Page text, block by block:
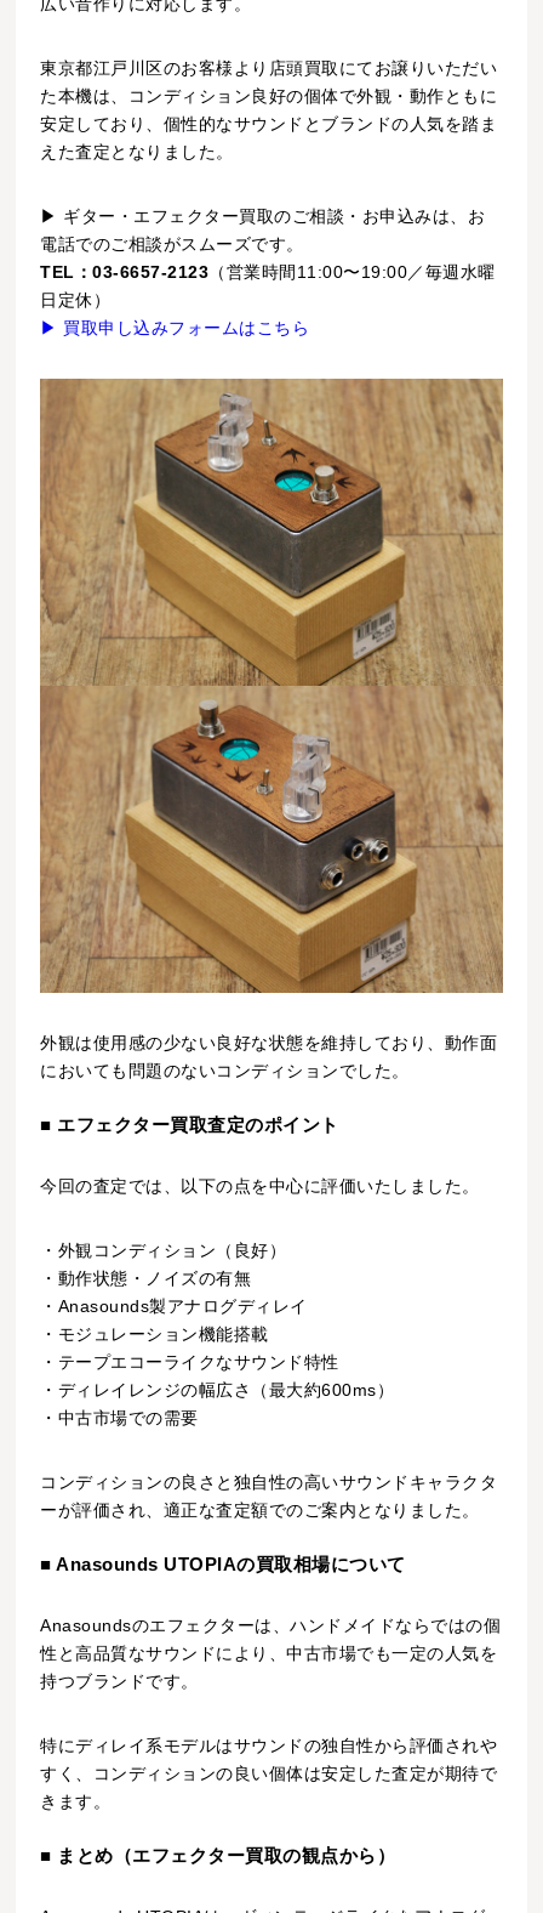
東京都江戸川区のお客様より店頭買取にてお譲りいただい
た本機は、コンディション良好の個体で外観・動作ともに
安定しており、個性的なサウンドとブランドの人気を踏ま
えた査定となりました。
▶ ギター・エフェクター買取のご相談・お申込みは、お
電話でのご相談がスムーズです。
TEL：03-6657-2123 （営業時間11:00〜19:00／毎週水曜
日定休）
▶ 買取申し込みフォームはこちら
外観は使用感の少ない良好な状態を維持しており、動作面
においても問題のないコンディションでした。
■ エフェクター買取査定のポイント
今回の査定では、以下の点を中心に評価いたしました。
・外観コンディション（良好）
・動作状態・ノイズの有無
・Anasounds製アナログディレイ
・モジュレーション機能搭載
・テープエコーライクなサウンド特性
・ディレイレンジの幅広さ（最大約600ms）
・中古市場での需要
コンディションの良さと独自性の高いサウンドキャラクタ
ーが評価され、適正な査定額でのご案内となりました。
■ Anasounds UTOPIAの買取相場について
Anasoundsのエフェクターは、ハンドメイドならではの個
性と高品質なサウンドにより、中古市場でも一定の人気を
持つブランドです。
特にディレイ系モデルはサウンドの独自性から評価されや
すく、コンディションの良い個体は安定した査定が期待で
きます。
■ まとめ（エフェクター買取の観点から）